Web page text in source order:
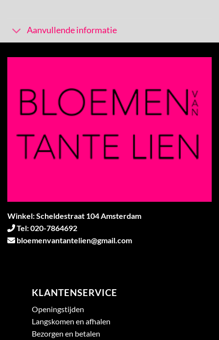
Aanvullende informatie
Winkel: Scheldestraat 104 Amsterdam
Tel: 020-7864692
bloemenvantantelien@gmail.com
KLANTENSERVICE
Openingstijden
Langskomen en afhalen
Bezorgen en betalen